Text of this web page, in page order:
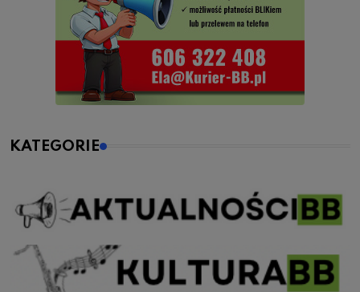
KATEGORIE